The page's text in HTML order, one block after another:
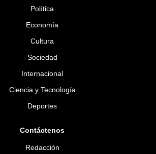
Política
Economía
Cultura
Sociedad
Internacional
Ciencia y Tecnología
Deportes
Contáctenos
Redacción